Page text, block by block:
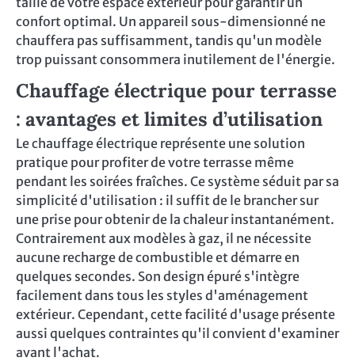
confort optimal. Un appareil sous-dimensionné ne
chauffera pas suffisamment, tandis qu'un modèle
trop puissant consommera inutilement de l'énergie.
Chauffage électrique pour terrasse
: avantages et limites d’utilisation
Le chauffage électrique représente une solution
pratique pour profiter de votre terrasse même
pendant les soirées fraîches. Ce système séduit par sa
simplicité d'utilisation : il suffit de le brancher sur
une prise pour obtenir de la chaleur instantanément.
Contrairement aux modèles à gaz, il ne nécessite
aucune recharge de combustible et démarre en
quelques secondes. Son design épuré s'intègre
facilement dans tous les styles d'aménagement
extérieur. Cependant, cette facilité d'usage présente
aussi quelques contraintes qu'il convient d'examiner
avant l'achat.